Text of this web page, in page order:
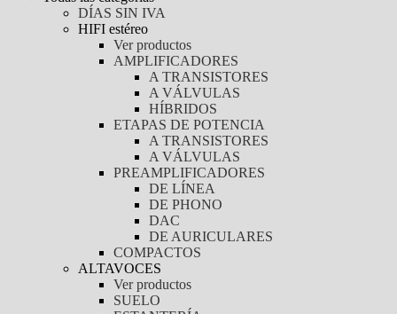
DÍAS SIN IVA
HIFI estéreo
Ver productos
AMPLIFICADORES
A TRANSISTORES
A VÁLVULAS
HÍBRIDOS
ETAPAS DE POTENCIA
A TRANSISTORES
A VÁLVULAS
PREAMPLIFICADORES
DE LÍNEA
DE PHONO
DAC
DE AURICULARES
COMPACTOS
ALTAVOCES
Ver productos
SUELO